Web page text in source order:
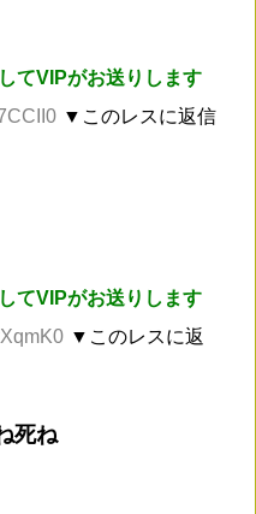
てVIPがお送りします
▼このレスに返信
てVIPがお送りします
▼このレスに返
死ね